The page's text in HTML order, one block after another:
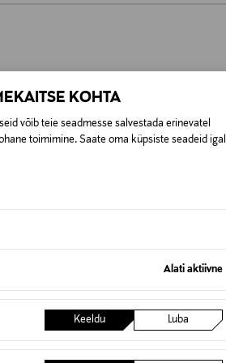
KOHTA
võib teie seadmesse salvestada erinevatel
toimimine. Saate oma küpsiste seadeid igal
Alati aktiivne
Keeldu Luba
0,00 € – 4,90 €